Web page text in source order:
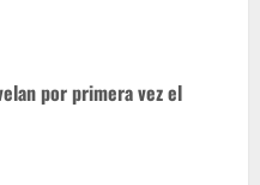
por primera vez el